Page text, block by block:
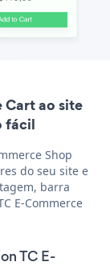
ao site
fácil
Shop
do seu site e
barra
E-Commerce
TC E-